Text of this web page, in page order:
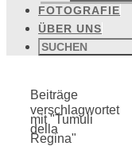
FOTOGRAFIE
ÜBER UNS
Suchen
nach:
Start
Beiträge
verschlagwortet
mit "Tumuli
della
Regina"